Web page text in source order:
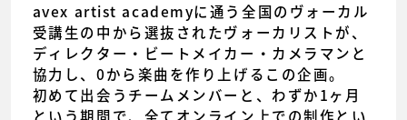
avex artist academyに通う全国のヴォーカル
受講生の中から選抜されたヴォーカリストが、
ディレクター・ビートメイカー・カメラマンと
協力し、0から楽曲を作り上げるこの企画。
初めて出会うチームメンバーと、わずか1ヶ月